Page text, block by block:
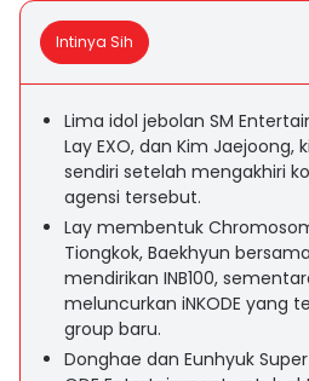
Intinya Sih
Lima idol jebolan SM
Lay EXO, dan Kim Jaejoong,
sendiri setelah mengakhiri
agensi tersebut.
Lay membentuk
Tiongkok, Baekhyun
mendirikan INB100,
meluncurkan iNKODE yang
group baru.
Donghae dan Eunhyuk